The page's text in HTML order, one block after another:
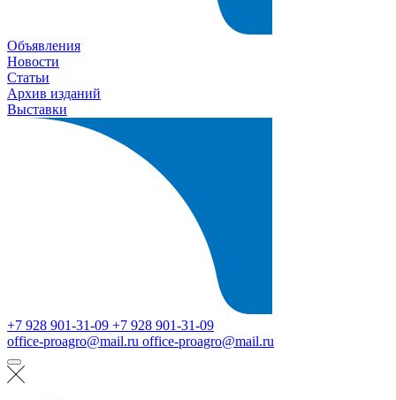
Объявления
Новости
Статьи
Архив изданий
Выставки
+7 928 901-31-09 +7 928 901-31-09
office-proagro@mail.ru office-proagro@mail.ru